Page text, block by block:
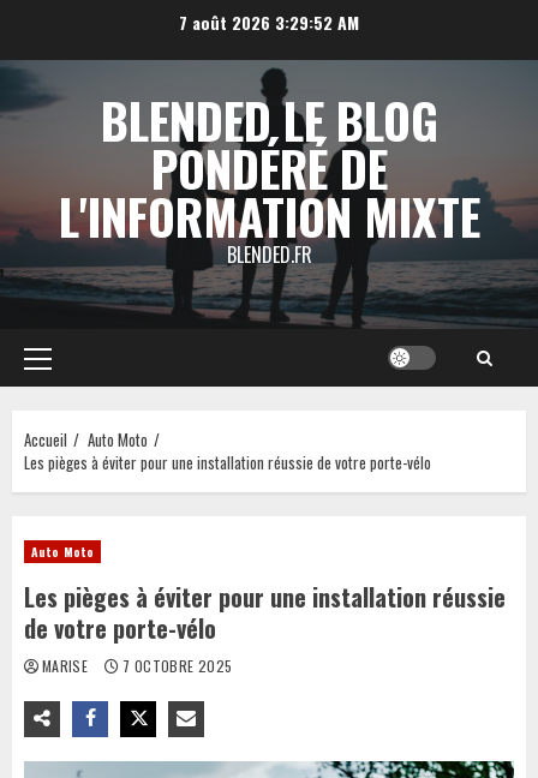
contenu
7 août 2026 3:29:53 AM
BLENDED LE BLOG
PONDÉRÉ DE
L'INFORMATION MIXTE
BLENDED.FR
Menu
principal
Accueil
Auto Moto
Les pièges à éviter pour une installation réussie de votre porte-vélo
Auto Moto
Les pièges à éviter pour une installation réussie
de votre porte-vélo
MARISE 7 OCTOBRE 2025